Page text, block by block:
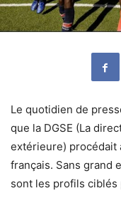
Le quotidien de
que la DGSE (La
extérieure) procédait
français. Sans grand
sont les profils ciblés